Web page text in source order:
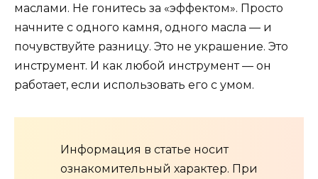
маслами. Не гонитесь за «эффектом». Просто
начните с одного камня, одного масла — и
почувствуйте разницу. Это не украшение. Это
инструмент. И как любой инструмент — он
работает, если использовать его с умом.
Информация в статье носит
ознакомительный характер. При